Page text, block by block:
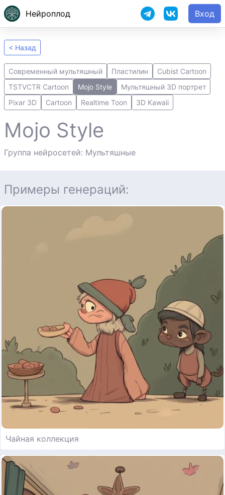
Нейроплод Вход
< Назад
Современный мультяшный Пластилин
Cubist Cartoon
TSTVCTR Cartoon
Mojo Style
Мультяшный 3D портрет
Pixar 3D
Cartoon Realtime Toon 3D Kawaii
Mojo Style
Группа нейросетей: Мультяшные
Примеры генераций:
Чайная коллекция